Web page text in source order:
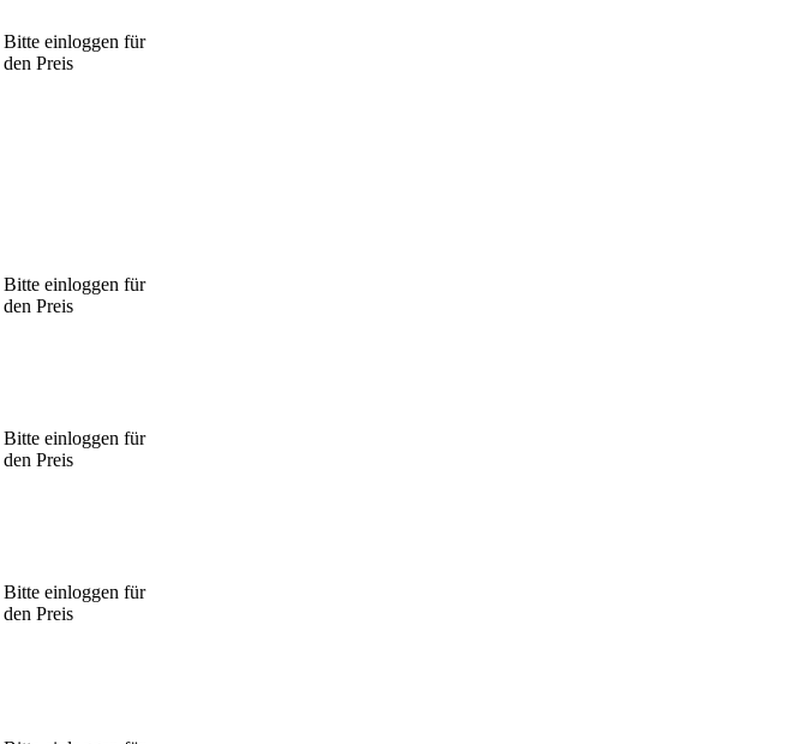
Bitte einloggen für
den Preis
Bitte einloggen für
den Preis
Bitte einloggen für
den Preis
Bitte einloggen für
den Preis